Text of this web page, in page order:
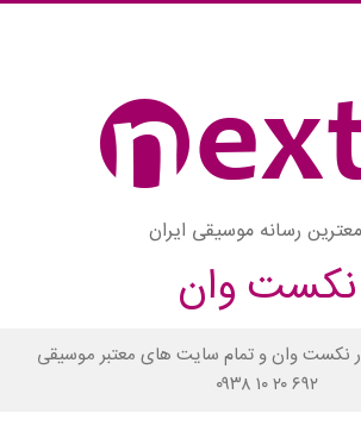
رسانه موسیقی ایران
نکست وان
وان و تمام سایت های معتبر موسیقی
۰۹۳۸ ۱۰ ۲۰ ۶۹۲